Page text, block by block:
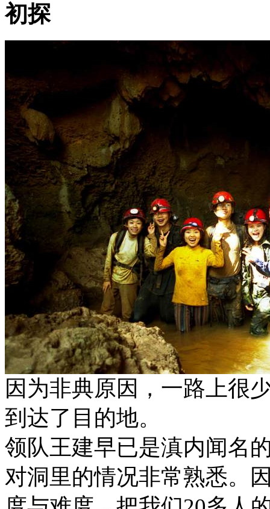
初探
因为非典原因，一路上很
到达了目的地。
领队王建早已是滇内闻名
对洞里的情况非常熟悉。